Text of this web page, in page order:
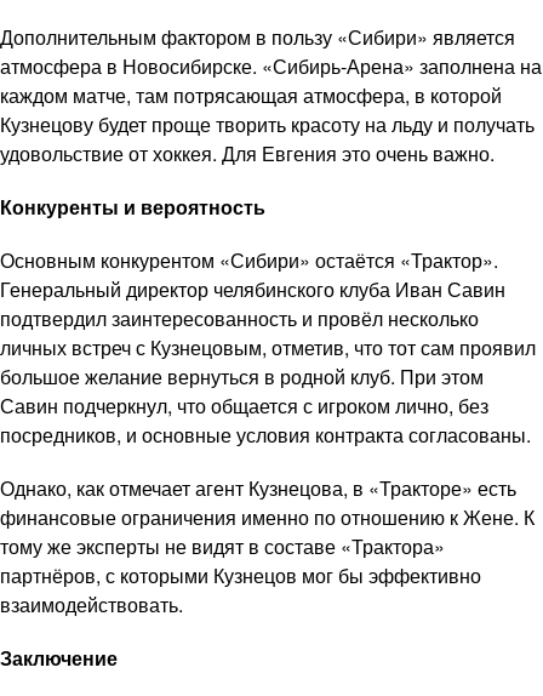
Дополнительным фактором в пользу «Сибири» является
атмосфера в Новосибирске. «Сибирь-Арена» заполнена на
каждом матче, там потрясающая атмосфера, в которой
Кузнецову будет проще творить красоту на льду и получать
удовольствие от хоккея. Для Евгения это очень важно.
Конкуренты и вероятность
Основным конкурентом «Сибири» остаётся «Трактор».
Генеральный директор челябинского клуба Иван Савин
подтвердил заинтересованность и провёл несколько
личных встреч с Кузнецовым, отметив, что тот сам проявил
большое желание вернуться в родной клуб. При этом
Савин подчеркнул, что общается с игроком лично, без
посредников, и основные условия контракта согласованы.
Однако, как отмечает агент Кузнецова, в «Тракторе» есть
финансовые ограничения именно по отношению к Жене. К
тому же эксперты не видят в составе «Трактора»
партнёров, с которыми Кузнецов мог бы эффективно
взаимодействовать.
Заключение